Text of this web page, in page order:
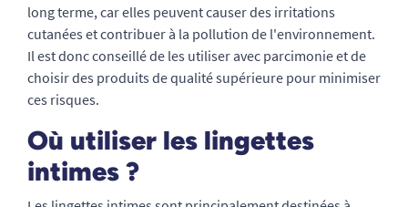
long terme, car elles peuvent causer des irritations
cutanées et contribuer à la pollution de l'environnement.
Il est donc conseillé de les utiliser avec parcimonie et de
choisir des produits de qualité supérieure pour minimiser
ces risques.
Où utiliser les lingettes
intimes ?